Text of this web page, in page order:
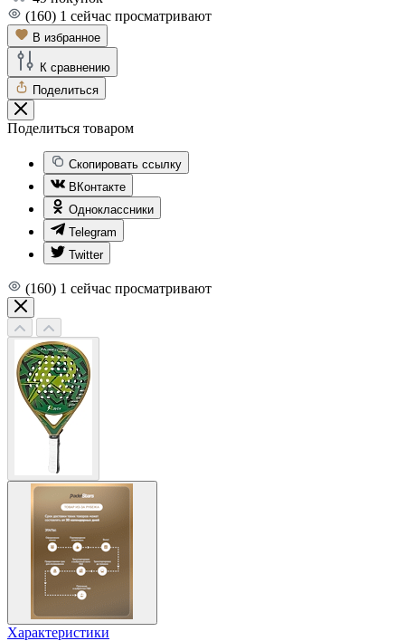
(160) 1 сейчас просматривают
В избранное
К сравнению
Поделиться
Поделиться товаром
Скопировать ссылку
ВКонтакте
Одноклассники
Telegram
Twitter
(160) 1 сейчас просматривают
Характеристики